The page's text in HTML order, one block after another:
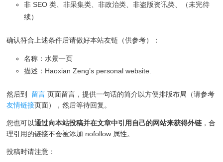
非 SEO 类、非采集类、非政治类、非盗版资讯类、（未完待
续）
确认符合上述条件后请做好本站友链（供参考）：
名称：水景一页
描述：Haoxian Zeng’s personal website.
然后到 留言 页面留言，提供一句话的简介以方便排版布局（请参考
友情链接页面），然后等待回复。
您也可以通过向本站投稿并在文章中引用自己的网站来获得外链 ，合
理引用的链接不会被添加 nofollow 属性。
投稿时请注意：